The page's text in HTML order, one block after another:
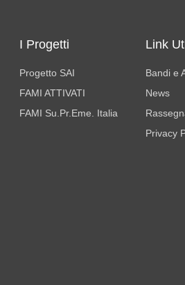
I Progetti
Progetto SAI
FAMI ATTIVATI
FAMI Su.Pr.Eme. Italia
Link
Bandi e
News
Privacy